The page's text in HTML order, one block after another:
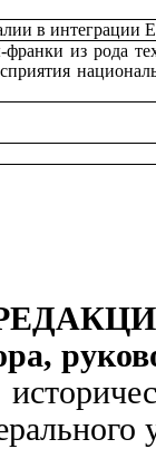
в интеграции
из рода